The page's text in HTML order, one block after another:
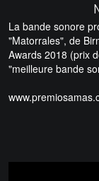
La bande sonore
"Matorrales", de
Awards 2018 (prix
"meilleure bande